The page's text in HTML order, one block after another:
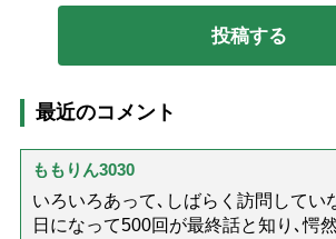
最近のコメント
ももりん3030
いろいろあって､しばらく訪問してい
日になって500回が最終話と知り､愕